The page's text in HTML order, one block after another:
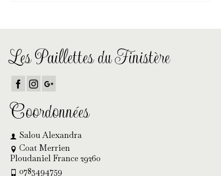
Les Paillettes du Finistère
Coordonnées
Salou Alexandra
Coat Merrien
Ploudaniel France 29260
0783494759